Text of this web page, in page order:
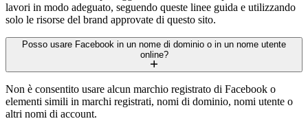
lavori in modo adeguato, seguendo queste linee guida e utilizzando
solo le risorse del brand approvate di questo sito.
Posso usare Facebook in un nome di dominio o in un nome utente
online?
Non è consentito usare alcun marchio registrato di Facebook o
elementi simili in marchi registrati, nomi di dominio, nomi utente o
altri nomi di account.